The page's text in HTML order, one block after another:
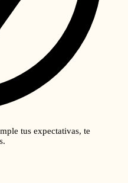
tus expectativas, te